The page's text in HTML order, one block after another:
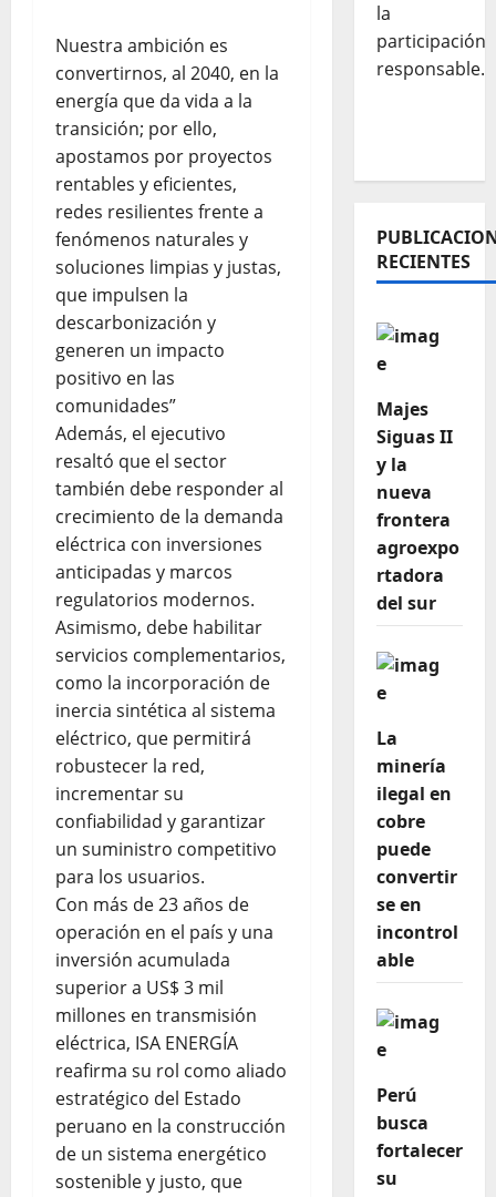
Nuestra ambición es
convertirnos, al 2040, en la
energía que da vida a la
transición; por ello,
apostamos por proyectos
rentables y eficientes,
redes resilientes frente a
fenómenos naturales y
soluciones limpias y justas,
que impulsen la
descarbonización y
generen un impacto
positivo en las
comunidades”
Además, el ejecutivo
resaltó que el sector
también debe responder al
crecimiento de la demanda
eléctrica con inversiones
anticipadas y marcos
regulatorios modernos.
Asimismo, debe habilitar
servicios complementarios,
como la incorporación de
inercia sintética al sistema
eléctrico, que permitirá
robustecer la red,
incrementar su
confiabilidad y garantizar
un suministro competitivo
para los usuarios.
Con más de 23 años de
operación en el país y una
inversión acumulada
superior a US$ 3 mil
millones en transmisión
eléctrica, ISA ENERGÍA
reafirma su rol como aliado
estratégico del Estado
peruano en la construcción
de un sistema energético
sostenible y justo, que
la
participación
responsable.
RECIENTES
Majes
Siguas II
y la
nueva
frontera
agroexpo
rtadora
del sur
La
minería
ilegal en
cobre
puede
convertir
se en
incontrol
able
Perú
busca
fortalecer
su